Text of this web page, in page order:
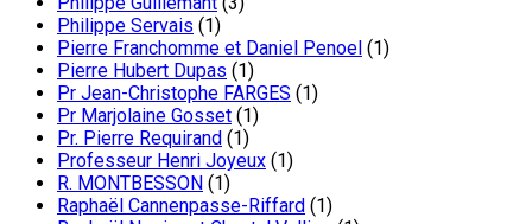
Philippe Servais (1)
Pierre Franchomme et Daniel Penoel (1)
Pierre Hubert Dupas (1)
Pr Jean-Christophe FARGES (1)
Pr Marjolaine Gosset (1)
Pr. Pierre Requirand (1)
Professeur Henri Joyeux (1)
R. MONTBESSON (1)
Raphaël Cannenpasse-Riffard (1)